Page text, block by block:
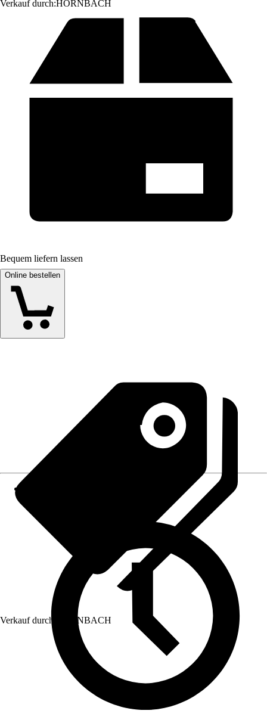
Verkauf durch:HORNBACH
Bequem liefern lassen
Online bestellen
Verkauf durch: HORNBACH